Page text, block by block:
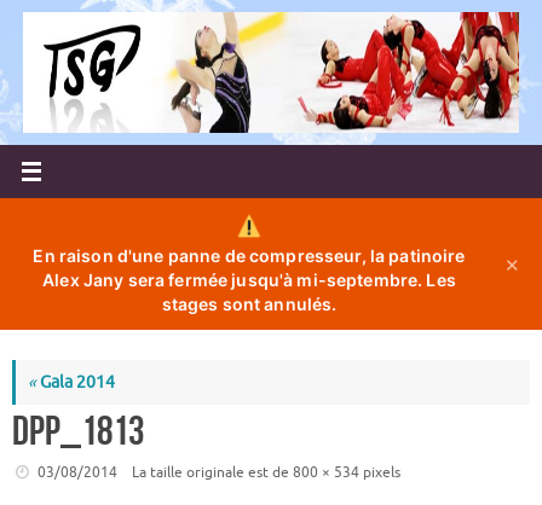
Passer
contenu
En raison d'une panne de compresseur, la patinoire
Alex Jany sera fermée jusqu'à mi-septembre. Les
stages sont annulés.
✕
«Gala 2014
DPP_1813
03/08/2014 La taille originale est de 800 × 534pixels